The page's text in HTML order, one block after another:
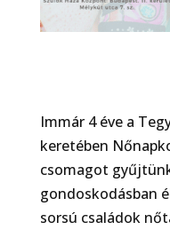
Immár 4 éve a
keretében
csomagot
gondoskodásban
sorsú családok